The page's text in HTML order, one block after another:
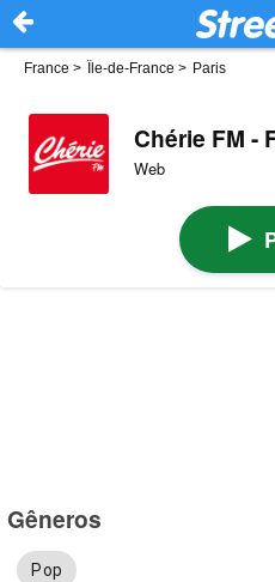
France > Île-de-France > Paris
Chérie FM -
Web
Gêneros
Pop